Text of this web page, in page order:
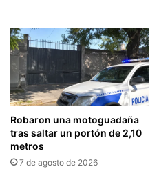
Robaron una motoguadaña
tras saltar un portón de 2,10
metros
7 de agosto de 2026